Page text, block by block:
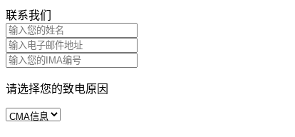
联系我们
请选择您的致电原因